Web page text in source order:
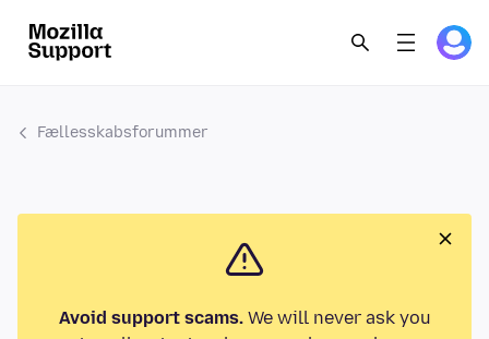
Fællesskabsforummer
Avoid support scams.We will never ask you